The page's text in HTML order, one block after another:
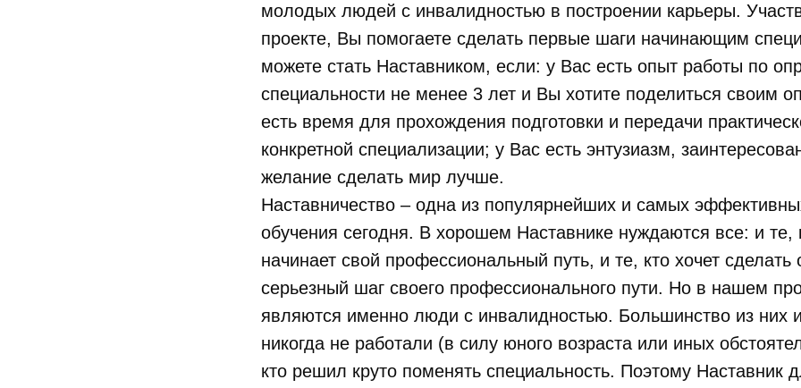
молодых людей с инвалидностью в построении карьеры.
проекте, Вы помогаете сделать первые шаги начинающим
можете стать Наставником, если: у Вас есть опыт работы по
специальности не менее 3 лет и Вы хотите поделиться своим
есть время для прохождения подготовки и передачи
конкретной специализации; у Вас есть энтузиазм,
желание сделать мир лучше.
Наставничество – одна из популярнейших и самых
обучения сегодня. В хорошем Наставнике нуждаются все: и те,
начинает свой профессиональный путь, и те, кто хочет сделать
серьезный шаг своего профессионального пути. Но в нашем
являются именно люди с инвалидностью. Большинство из них
никогда не работали (в силу юного возраста или иных
кто решил круто поменять специальность. Поэтому Наставник